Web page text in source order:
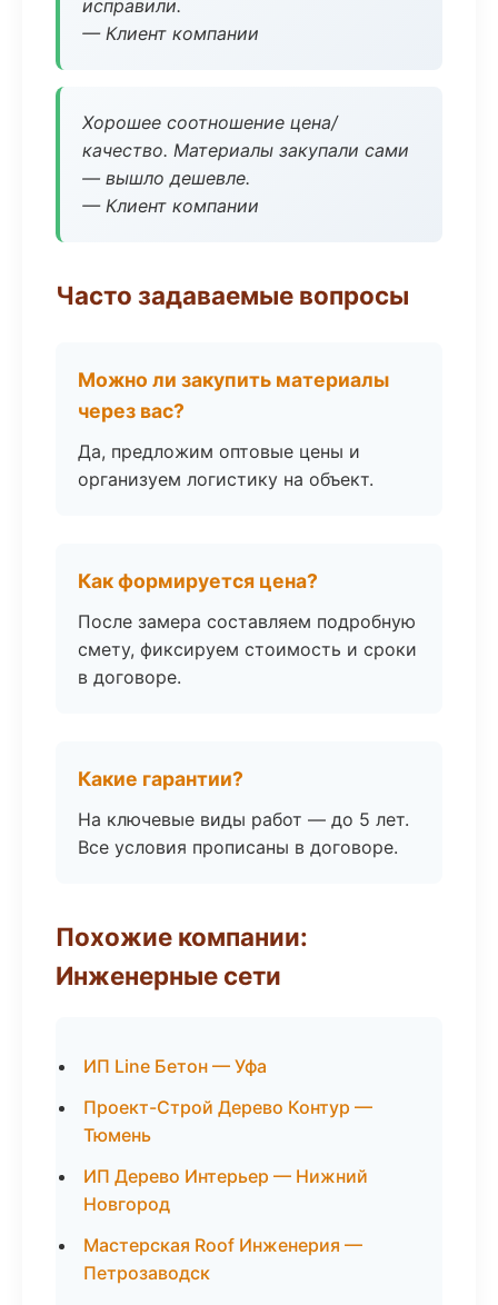
исправили.
— Клиент компании
Хорошее соотношение цена/
качество. Материалы закупали сами
— вышло дешевле.
— Клиент компании
Часто задаваемые вопросы
Можно ли закупить материалы
через вас?
Да, предложим оптовые цены и
организуем логистику на объект.
Как формируется цена?
После замера составляем подробную
смету, фиксируем стоимость и сроки
в договоре.
Какие гарантии?
На ключевые виды работ — до 5 лет.
Все условия прописаны в договоре.
Похожие компании:
Инженерные сети
ИП Line Бетон — Уфа
Проект-Строй Дерево Контур —
Тюмень
ИП Дерево Интерьер — Нижний
Новгород
Мастерская Roof Инженерия —
Петрозаводск